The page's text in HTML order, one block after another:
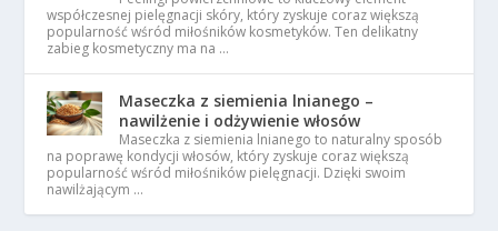
współczesnej pielęgnacji skóry, który zyskuje coraz większą
popularność wśród miłośników kosmetyków. Ten delikatny
zabieg kosmetyczny ma na …
Maseczka z siemienia lnianego –
nawilżenie i odżywienie włosów
Maseczka z siemienia lnianego to naturalny sposób
na poprawę kondycji włosów, który zyskuje coraz większą
popularność wśród miłośników pielęgnacji. Dzięki swoim
nawilżającym …